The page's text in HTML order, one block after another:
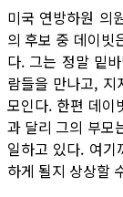
미국 연방하원 의
의 후보 중 데이빗
다. 그는 정말 밑
람들을 만나고,
모인다. 한편 데이
과 달리 그의 부모
일하고 있다. 여기
하게 될지 상상할